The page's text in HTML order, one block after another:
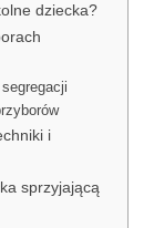
dziecka?
i
sprzyjającą